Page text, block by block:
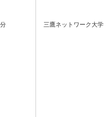
三鷹ネットワーク大学